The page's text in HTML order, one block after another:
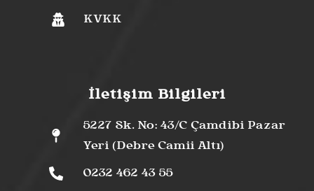
KVKK
İletişim Bilgileri
5227 Sk. No: 43/C Çamdibi Pazar
Yeri (Debre Camii Altı)
0232 462 43 55